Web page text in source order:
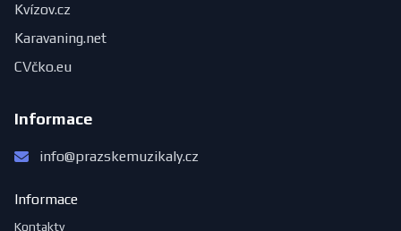
Kvízov.cz
Karavaning.net
CVčko.eu
Informace
info@prazskemuzikaly.cz
Informace
Kontakty